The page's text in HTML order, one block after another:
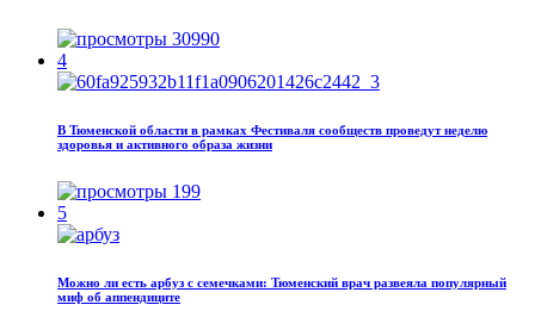
30990
4
В Тюменской области в рамках Фестиваля сообществ проведут неделю
здоровья и активного образа жизни
199
5
Можно ли есть арбуз с семечками: Тюменский врач развеяла популярный
миф об аппендиците